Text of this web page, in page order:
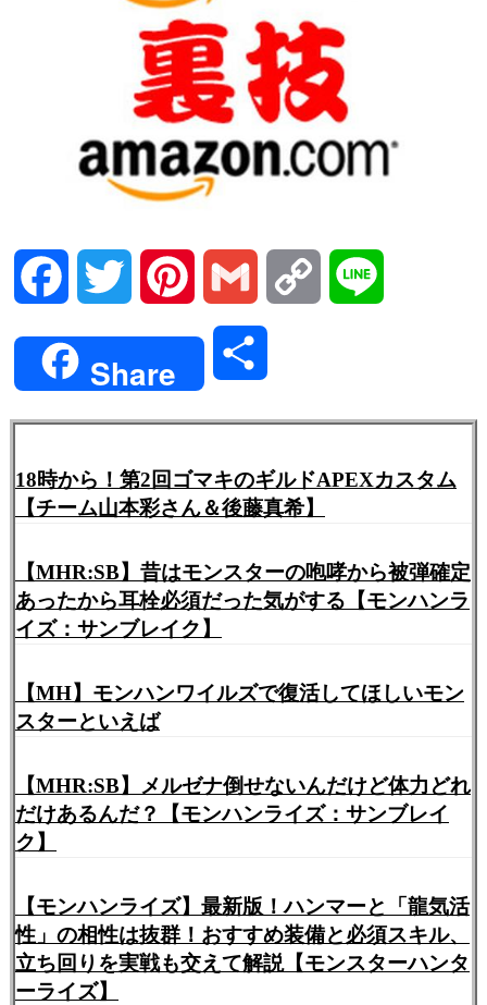
Facebook Twitter Pinterest Gmail Copy
Share
18時から！第2回ゴマキのギルドAPEXカスタム
【チーム山本彩さん＆後藤真希】
【MHR:SB】昔はモンスターの咆哮から被弾確定
あったから耳栓必須だった気がする【モンハンラ
イズ：サンブレイク】
【MH】モンハンワイルズで復活してほしいモン
スターといえば
【MHR:SB】メルゼナ倒せないんだけど体力どれ
だけあるんだ？【モンハンライズ：サンブレイ
ク】
【モンハンライズ】最新版！ハンマーと「龍気活
性」の相性は抜群！おすすめ装備と必須スキル、
立ち回りを実戦も交えて解説【モンスターハンタ
ーライズ】